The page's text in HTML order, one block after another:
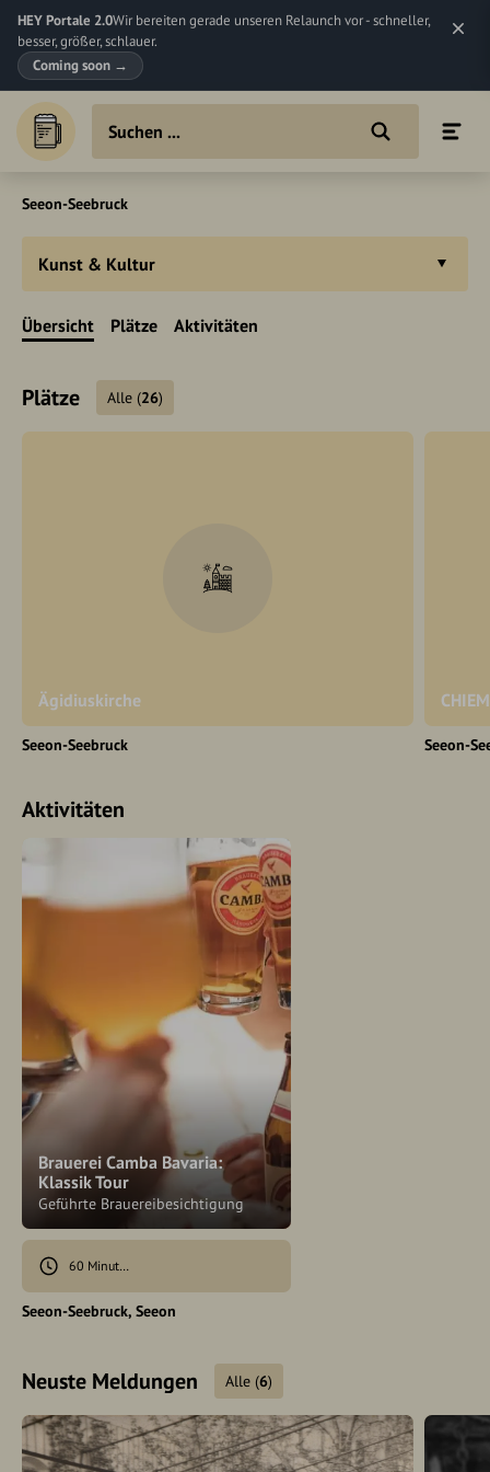
HEY Portale 2.0Wir bereiten gerade unseren Relaunch vor - schneller,
besser, größer, schlauer.
Coming soon →
Seeon-Seebruck
Kunst & Kultur
Übersicht Plätze Aktivitäten
Plätze Alle (26)
Ägidiuskirche
Seeon-Seebruck Seeon-
Aktivitäten
Brauerei Camba Bavaria:
Klassik Tour
Geführte Brauereibesichtigung
60 Minuten
Seeon-Seebruck Seeon
Neuste Meldungen Alle (6)